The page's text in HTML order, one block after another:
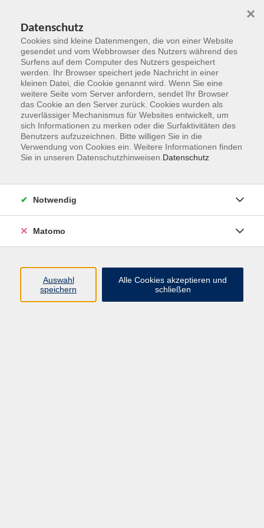
Zum Hauptinhalt springen
Der Kurs konnte nicht gefunden werden.
Erich-Kästner-Str. 5
65232 Taunusstein
info@vhs-rtk.de
Tel: 06128-92770
Datenschutz
Cookies sind kleine Datenmengen, die von einer Website
gesendet und vom Webbrowser des Nutzers während des
Surfens auf dem Computer des Nutzers gespeichert
werden. Ihr Browser speichert jede Nachricht in einer
kleinen Datei, die Cookie genannt wird. Wenn Sie eine
weitere Seite vom Server anfordern, sendet Ihr Browser
das Cookie an den Server zurück. Cookies wurden als
zuverlässiger Mechanismus für Websites entwickelt, um
sich Informationen zu merken oder die Surfaktivitäten des
Benutzers aufzuzeichnen. Bitte willigen Sie in die
Verwendung von Cookies ein. Weitere Informationen finden
Sie in unseren Datenschutzhinweisen. Datenschutz
×
Notwendig
Matomo
Auswahl
speichern
Alle Cookies akzeptieren und
schließen